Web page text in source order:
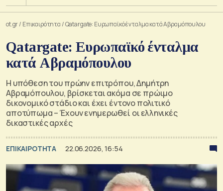
ot.gr/ Επικαιρότητα /Qatargate: Ευρωπαϊκό ένταλμα κατά Αβραμόπουλου
Qatargate: Ευρωπαϊκό ένταλμα
κατά Αβραμόπουλου
Η υπόθεση του πρώην επιτρόπου, Δημήτρη
Αβραμόπουλου, βρίσκεται ακόμα σε πρώιμο
δικονομικό στάδιο και έχει έντονο πολιτικό
αποτύπωμα – Έχουν ενημερωθεί οι ελληνικές
δικαστικές αρχές
ΕΠΙΚΑΙΡΟΤΗΤΑ 22.06.2026, 16:54